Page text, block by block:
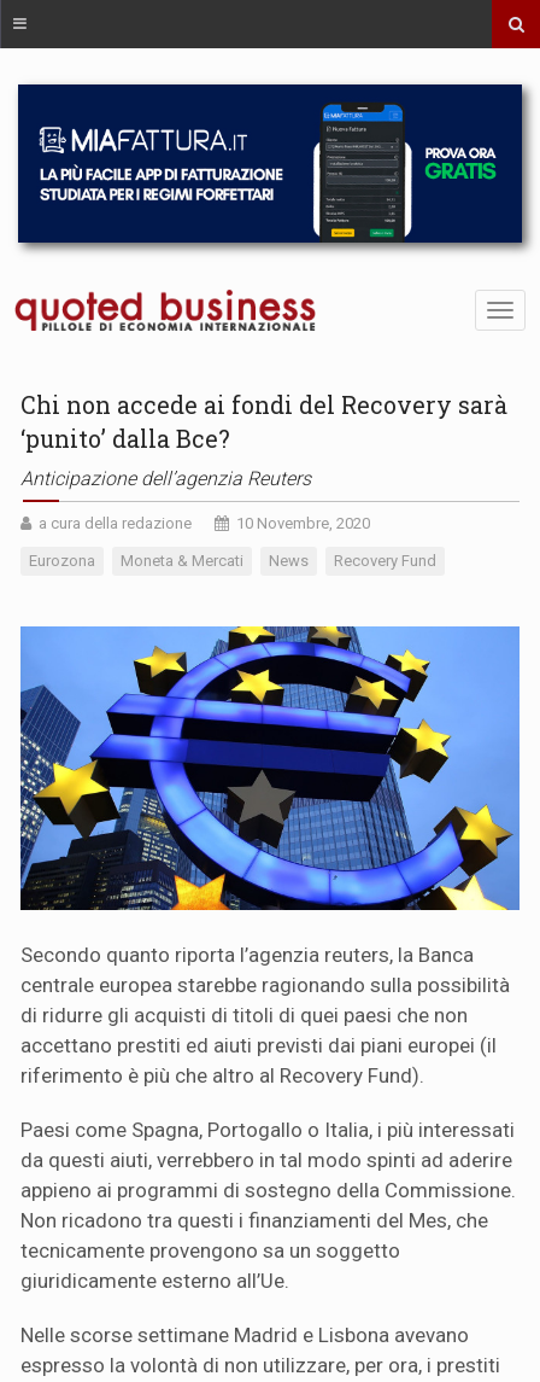
Chi non accede ai fondi del Recovery sarà
‘punito’ dalla Bce?
Anticipazione dell’agenzia Reuters
a cura della redazione 10 Novembre, 2020
Eurozona Moneta & Mercati News Recovery Fund
Secondo quanto riporta l’agenzia reuters, la Banca
centrale europea starebbe ragionando sulla possibilità
di ridurre gli acquisti di titoli di quei paesi che non
accettano prestiti ed aiuti previsti dai piani europei (il
riferimento è più che altro al Recovery Fund).
Paesi come Spagna, Portogallo o Italia, i più interessati
da questi aiuti, verrebbero in tal modo spinti ad aderire
appieno ai programmi di sostegno della Commissione.
Non ricadono tra questi i finanziamenti del Mes, che
tecnicamente provengono sa un soggetto
giuridicamente esterno all’Ue.
Nelle scorse settimane Madrid e Lisbona avevano
espresso la volontà di non utilizzare, per ora, i prestiti